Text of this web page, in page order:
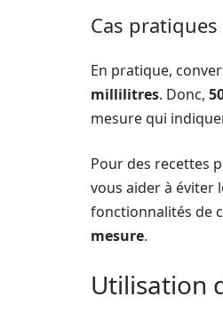
Cas
En pratique,
millilitres. Donc,
mesure qui
Pour des recettes
vous aider à éviter
fonctionnalités de
mesure.
Utilisation